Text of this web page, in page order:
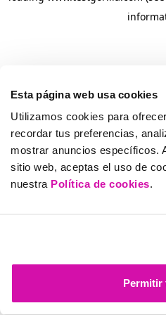
Esta página web usa cookies
Utilizamos cookies para
recordar tus preferencias,
mostrar anuncios específicos.
sitio web, aceptas el uso de
nuestra Política de cookies.
Permitir